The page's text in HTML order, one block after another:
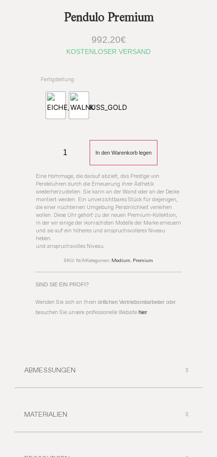
Pendulo Premium
992,20€
KOSTENLOSER VERSAND
Fertigstellung
In den Warenkorb legen
Eine Hommage, die darauf abzielt, das Prestige von
Pendeluhren durch die Erneuerung ihrer Ästhetik
wiederherzustellen. Sie kann an der Wand oder an der Decke
montiert werden. Ein unverzichtbares Stück für diejenigen,
die einer nüchternen Umgebung Persönlichkeit verleihen
wollen. Diese Uhr gehört zu der neuen Premium-Kollektion,
in der wir einige der ikonischsten Modelle der Marke erneuern
und sie auf ein höheres und anspruchsvolleres Niveau
heben.
und anspruchsvolles Niveau.
SKU: N/AKategorien: Medium, Premium
SIND SIE EIN PROFI?
Wenden Sie sich an Ihren örtlichen Vertriebsmitarbeiteroder
besuchen Sie unsere professionelle Website hier.
ABMESSUNGEN
MATERIALIEN